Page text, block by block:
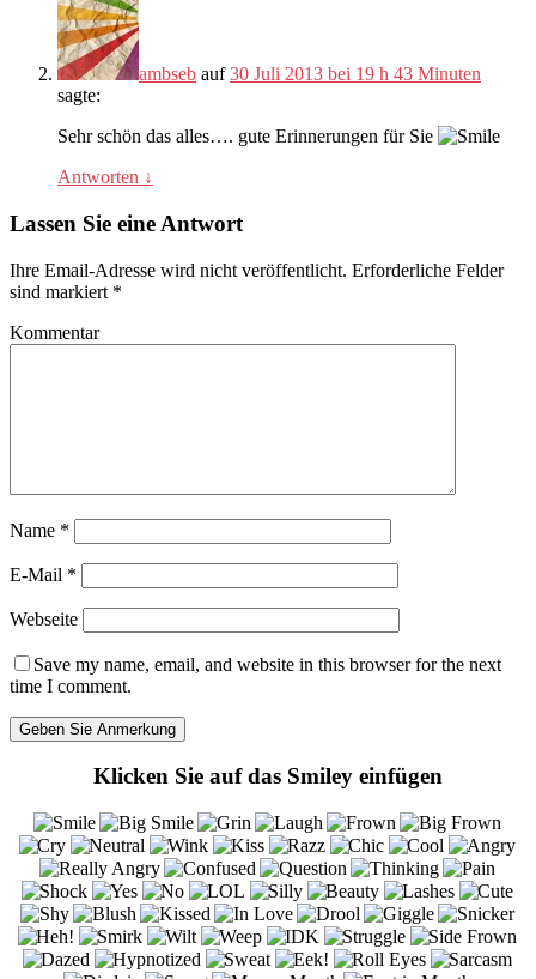
ambseb auf30 Juli 2013 bei 19 h 43 Minuten
sagte:
Sehr schön das alles…. gute Erinnerungen für Sie
Antworten ↓
Lassen Sie eine Antwort
Ihre Email-Adresse wird nicht veröffentlicht. Erforderliche Felder
sind markiert *
Kommentar
Name *
E-Mail *
Webseite
Save my name, email, and website in this browser for the next
time I comment.
Klicken Sie auf das Smiley einfügen